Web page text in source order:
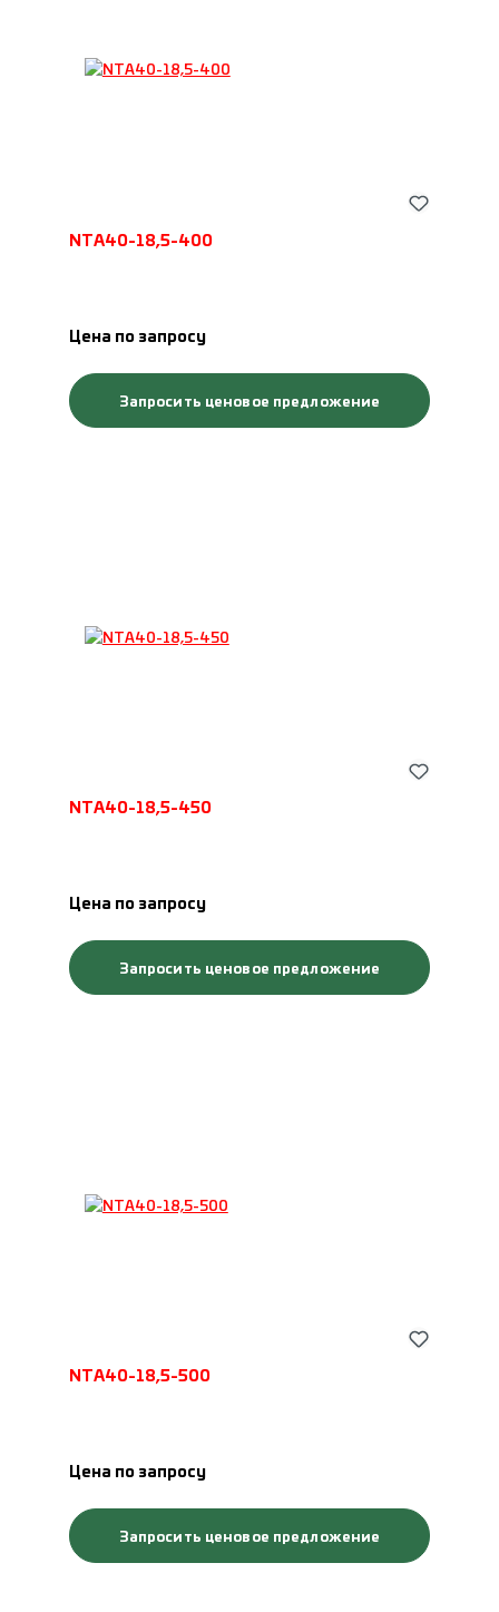
NTA40-18,5-400
Цена по запросу
Запросить ценовое предложение
NTA40-18,5-450
Цена по запросу
Запросить ценовое предложение
NTA40-18,5-500
Цена по запросу
Запросить ценовое предложение